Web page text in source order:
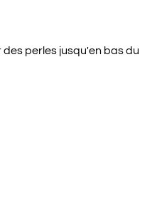
perles jusqu'en bas du